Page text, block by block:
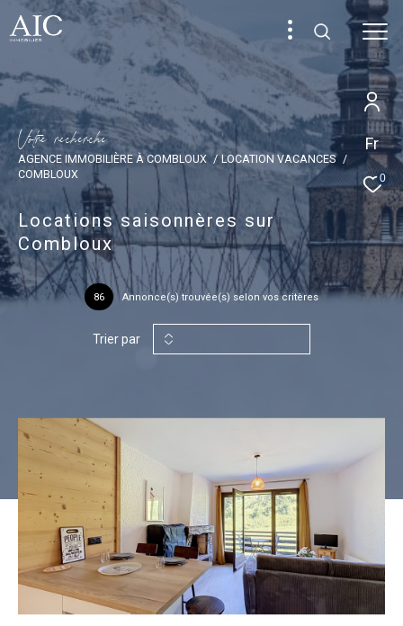
Fr
0
Votre recherche
AGENCE IMMOBILIÈRE À COMBLOUX
LOCATION VACANCES
COMBLOUX
Locations saisonnères sur
Combloux
86 Annonce(s) trouvée(s) selon vos critères
Trier par